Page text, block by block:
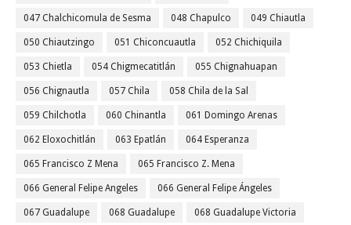
047 Chalchicomula de Sesma 048 Chapulco 049 Chiautla
050 Chiautzingo 051 Chiconcuautla 052 Chichiquila
053 Chietla 054 Chigmecatitlán 055 Chignahuapan
056 Chignautla 057 Chila 058 Chila de la Sal
059 Chilchotla 060 Chinantla 061 Domingo Arenas
062 Eloxochitlán 063 Epatlán 064 Esperanza
065 Francisco Z Mena 065 Francisco Z. Mena
066 General Felipe Angeles 066 General Felipe Ángeles
067 Guadalupe 068 Guadalupe 068 Guadalupe Victoria